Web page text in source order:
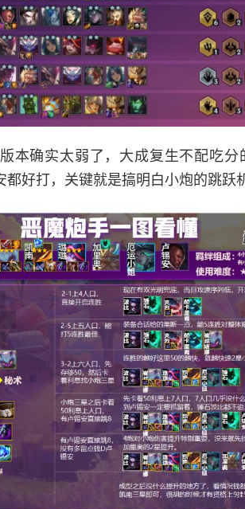
本确实太弱了，大成复生不配吃分
好打，关键就是搞明白小炮的跳跃